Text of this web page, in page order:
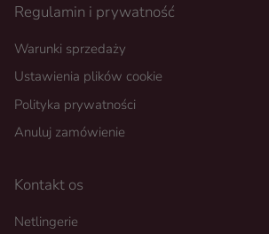
Regulamin i prywatność
Warunki sprzedaży
Ustawienia plików cookie
Polityka prywatności
Anuluj zamówienie
Kontakt os
Netlingerie